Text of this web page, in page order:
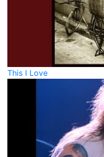
This I Love